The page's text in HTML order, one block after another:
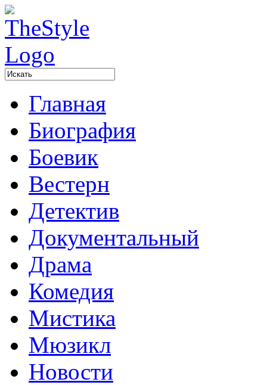
Главная
Биография
Боевик
Вестерн
Детектив
Документальный
Драма
Комедия
Мистика
Мюзикл
Новости